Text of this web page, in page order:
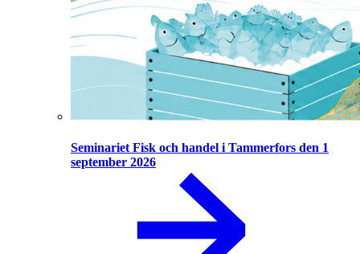
Seminariet Fisk och handel i Tammerfors den 1
september 2026